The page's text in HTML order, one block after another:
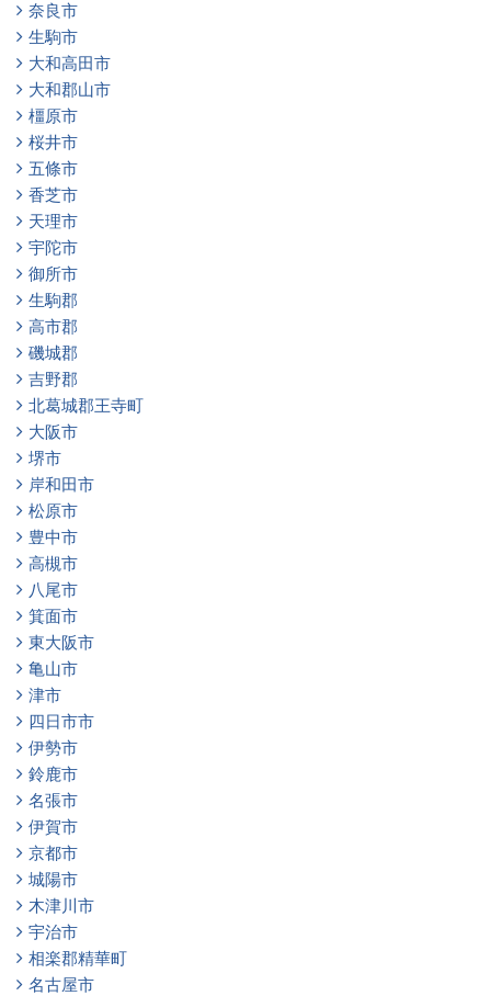
奈良市
生駒市
大和高田市
大和郡山市
橿原市
桜井市
五條市
香芝市
天理市
宇陀市
御所市
生駒郡
高市郡
磯城郡
吉野郡
北葛城郡王寺町
大阪市
堺市
岸和田市
松原市
豊中市
高槻市
八尾市
箕面市
東大阪市
亀山市
津市
四日市市
伊勢市
鈴鹿市
名張市
伊賀市
京都市
城陽市
木津川市
宇治市
相楽郡精華町
名古屋市